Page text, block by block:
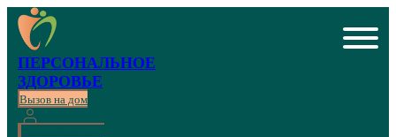
ПЕРСОНАЛЬНОЕ
ЗДОРОВЬЕ
Вызов на дом